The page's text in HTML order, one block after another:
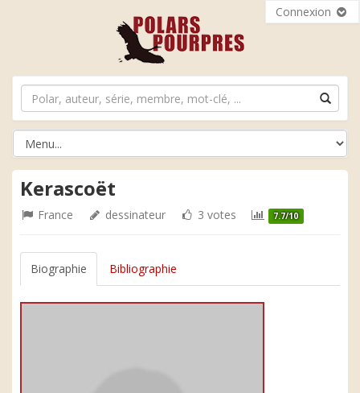
Connexion
Kerascoët
France dessinateur 3 votes 7.7/10
Biographie Bibliographie